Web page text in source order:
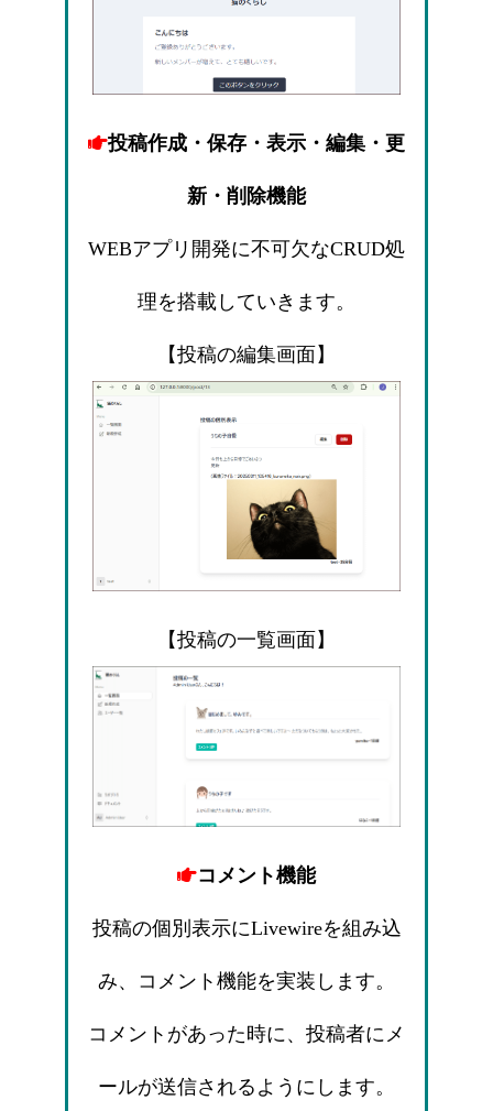
投稿作成・保存・表示・編集・更
新・削除機能
WEBアプリ開発に不可欠なCRUD処
理を搭載していきます。
【投稿の編集画面】
【投稿の一覧画面】
コメント機能
投稿の個別表示にLivewireを組み込
み、コメント機能を実装します。
コメントがあった時に、投稿者にメ
ールが送信されるようにします。